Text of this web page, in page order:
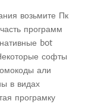
возьмите Пк
программ
bot
софты
али
в видах
програмку